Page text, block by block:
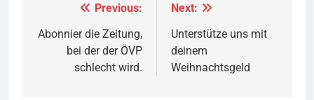
Beitragsnavigation
Previous:
Abonnier die Zeitung,
bei der der ÖVP
schlecht wird.
Next:
Unterstütze uns mit
deinem
Weihnachtsgeld